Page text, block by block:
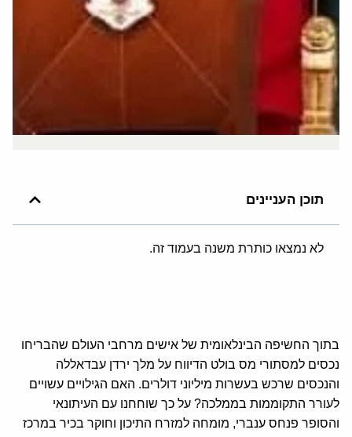
תוכן העניינים
לא נמצאו כותרת משנה בעמוד זה.
בתוך החשיפה הבינלאומית של אישים מרחבי העולם שהבריחו
נכסים למסתורי מס בולט הדיווח על מלך ירדן עבדאללה
והנכסים שרכש בעשרות מיליוני דולרים. האם הגילויים עשויים
לעורר התקוממות בממלכה? על כך שוחחנו עם העיתונאי
והסופר פנחס ענברי, מומחה למזרח התיכון וחוקר בכיר במרכז